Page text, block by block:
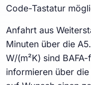
Code-Tastatur
Anfahrt aus
Minuten über die
W/(m²K) sind
informieren über